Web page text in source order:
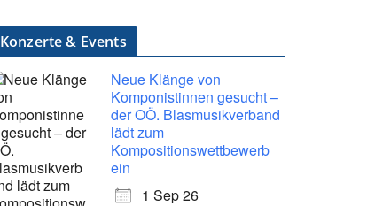
Konzerte & Events
Neue Klänge von
Komponistinnen gesucht –
der OÖ. Blasmusikverband
lädt zum
Kompositionswettbewerb
ein
1 Sep 26